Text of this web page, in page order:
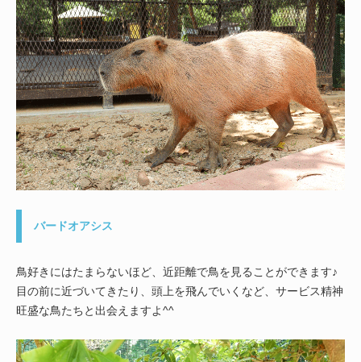
バードオアシス
鳥好きにはたまらないほど、近距離で鳥を見ることができます♪
目の前に近づいてきたり、頭上を飛んでいくなど、サービス精神
旺盛な鳥たちと出会えますよ^^